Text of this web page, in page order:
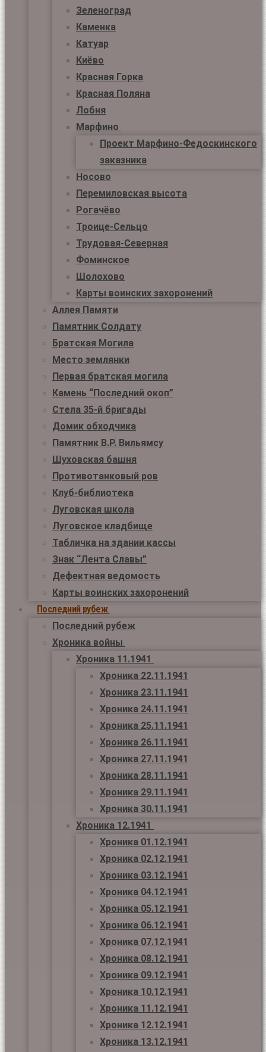
Зеленоград
Каменка
Катуар
Киёво
Красная Горка
Красная Поляна
Лобня
Марфино
Проект Марфино-Федоскинского
заказника
Носово
Перемиловская высота
Рогачёво
Троице-Сельцо
Трудовая-Северная
Фоминское
Шолохово
Карты воинских захоронений
Аллея Памяти
Памятник Солдату
Братская Могила
Место землянки
Первая братская могила
Камень “Последний окоп”
Стела 35-й бригады
Домик обходчика
Памятник В.Р. Вильямсу
Шуховская башня
Противотанковый ров
Клуб-библиотека
Луговская школа
Луговское кладбище
Табличка на здании кассы
Знак “Лента Славы”
Дефектная ведомость
Карты воинских захоронений
Последний рубеж
Последний рубеж
Хроника войны
Хроника 11.1941
Хроника 22.11.1941
Хроника 23.11.1941
Хроника 24.11.1941
Хроника 25.11.1941
Хроника 26.11.1941
Хроника 27.11.1941
Хроника 28.11.1941
Хроника 29.11.1941
Хроника 30.11.1941
Хроника 12.1941
Хроника 01.12.1941
Хроника 02.12.1941
Хроника 03.12.1941
Хроника 04.12.1941
Хроника 05.12.1941
Хроника 06.12.1941
Хроника 07.12.1941
Хроника 08.12.1941
Хроника 09.12.1941
Хроника 10.12.1941
Хроника 11.12.1941
Хроника 12.12.1941
Хроника 13.12.1941